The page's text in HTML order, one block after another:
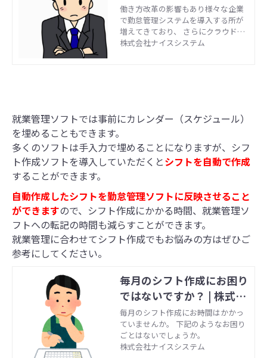
社ナイスシステム
働き方改革の影響もあり様々な企業
で勤怠管理システムを導入する所が
増えてきており、 さらにクラウドで
導入をする企業が増えてきておりま
株式会社ナイスシステム
就業管理ソフトでは事前にカレンダー（スケジュール）
を埋めることもできます。
多くのソフトは手入力で埋めることになりますが、シフ
ト作成ソフトを導入していただくとシフトを自動で作成
することができます。
自動作成したシフトを勤怠管理ソフトに反映させること
ができますので、シフト作成にかかる時間、就業管理ソ
フトへの転記の時間も減らすことができます。
就業管理に合わせてシフト作成でもお悩みの方はぜひご
参考にしてください。
毎月のシフト作成にお困り
ではないですか？ | 株式会
社ナイスシステム
毎月のシフト作成にお時間はかかっ
ていませんか。 下記のようなお困り
ごとはないでしょうか。
株式会社ナイスシステム